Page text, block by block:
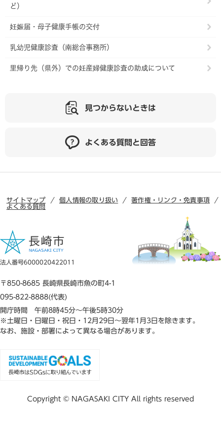
ど）
妊娠届・母子健康手帳の交付
乳幼児健康診査（南総合事務所）
里帰り先（県外）での妊産婦健康診査の助成について
見つからないときは
よくある質問と回答
サイトマップ 個人情報の取り扱い
著作権・リンク・免責事項
よくある質問
法人番号6000020422011
〒850-8685 長崎県長崎市魚の町4-1
095-822-8888(代表)
開庁時間 午前8時45分～午後5時30分
※土曜日・日曜日・祝日・12月29日～翌年1月3日を除きます。
なお、施設・部署によって異なる場合があります。
Copyright © NAGASAKI CITY All rights reserved